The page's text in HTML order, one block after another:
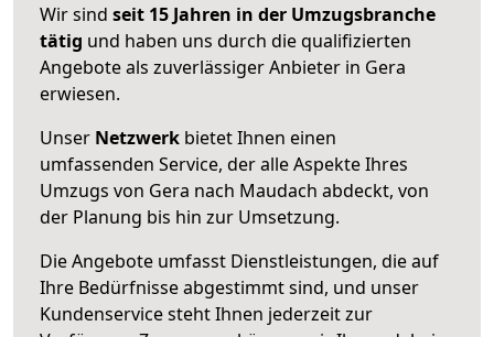
Wir sind seit 15 Jahren in der Umzugsbranche
tätig und haben uns durch die qualifizierten
Angebote als zuverlässiger Anbieter in Gera
erwiesen.
Unser Netzwerk bietet Ihnen einen
umfassenden Service, der alle Aspekte Ihres
Umzugs von Gera nach Maudach abdeckt, von
der Planung bis hin zur Umsetzung.
Die Angebote umfasst Dienstleistungen, die auf
Ihre Bedürfnisse abgestimmt sind, und unser
Kundenservice steht Ihnen jederzeit zur